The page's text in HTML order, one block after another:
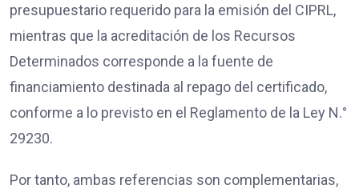
presupuestario requerido para la emisión del CIPRL,
mientras que la acreditación de los Recursos
Determinados corresponde a la fuente de
financiamiento destinada al repago del certificado,
conforme a lo previsto en el Reglamento de la Ley N.°
29230.
Por tanto, ambas referencias son complementarias,